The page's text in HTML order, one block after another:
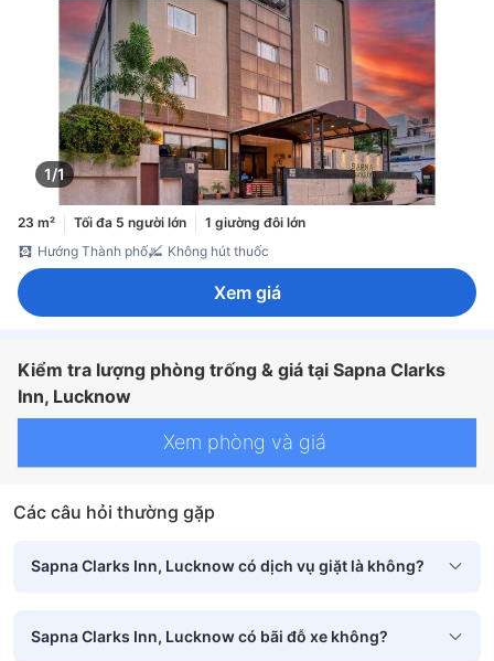
1/1
23 m² Tối đa 5 người lớn
1 giường đôi lớn
Hướng Thành phố
Không hút thuốc
Xem giá
Kiểm tra lượng phòng trống & giá tại Sapna Clarks
Inn, Lucknow
Xem phòng và giá
Các câu hỏi thường gặp
Sapna Clarks Inn, Lucknow có dịch vụ giặt là không?
Sapna Clarks Inn, Lucknow có bãi đỗ xe không?